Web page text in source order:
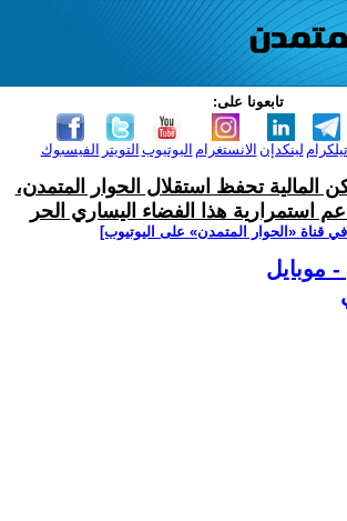
تابعونا على:
الفيسبوك التويتر اليوتيوب الانستغرام لينكدإن تيلكرام
المالية تحفظ استقلال الحوار المتمدن،
استمرارية هذا الفضاء اليساري الحر
قناة ‫«الحوار المتمدن» على اليوتيوب]
- موبايل